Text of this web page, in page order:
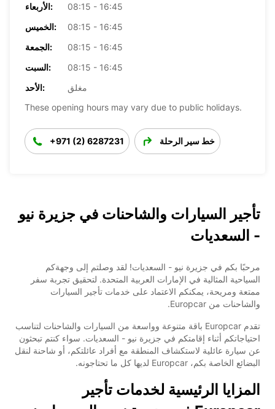
الأربعاء:
08:15 - 16:45
الخميس:
08:15 - 16:45
الجمعة:
08:15 - 16:45
السبت:
08:15 - 16:45
الأحد:
مغلق
These opening hours may vary due to public holidays.
+971 (2) 6287231 خط سير الرحلة
تأجير السيارات والشاحنات في جزيرة نيو
- السعديات
مرحبًا بكم في جزيرة نيو - السعديات! لقد وصلتم إلى وجهةكم
السياحية المثالية في الإمارات العربية المتحدة. لتحقيق تجربة سفر
ممتعة ومريحة، يمكنكم الاعتماد على خدمات تأجير السيارات
والشاحنات من Europcar.
تقدم Europcar باقة متنوعة وواسعة من السيارات والشاحنات لتناسب
احتياجاتكم أثناء إقامتكم في جزيرة نيو - السعديات. سواء كنتم تبحثون
عن سيارة عائلية لاستكشاف المنطقة مع أفراد عائلتكم، أو شاحنة لنقل
البضائع الخاصة بكم، Europcar لديها كل ما تحتاجونه.
المزايا الرئيسية لخدمات تأجير